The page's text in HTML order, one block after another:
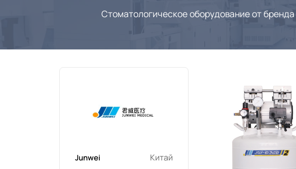
Стоматологическое оборудование от
Junwei Китай